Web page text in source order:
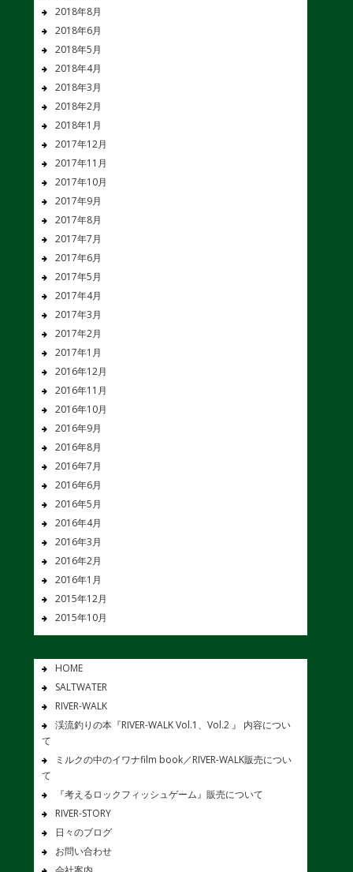
2018年8月
2018年6月
2018年5月
2018年4月
2018年3月
2018年2月
2018年1月
2017年12月
2017年11月
2017年10月
2017年9月
2017年8月
2017年7月
2017年6月
2017年5月
2017年4月
2017年3月
2017年2月
2017年1月
2016年12月
2016年11月
2016年10月
2016年9月
2016年8月
2016年7月
2016年6月
2016年5月
2016年4月
2016年3月
2016年2月
2016年1月
2015年12月
2015年10月
HOME
SALTWATER
RIVER-WALK
渓流釣りの本『RIVER-WALK Vol.1、Vol.2 』 内容につい
て
ミルクの中のイワナfilm book／RIVER-WALK販売につい
て
『考えるロックフィッシュゲーム』販売について
RIVER-STORY
日々のブログ
お問い合わせ